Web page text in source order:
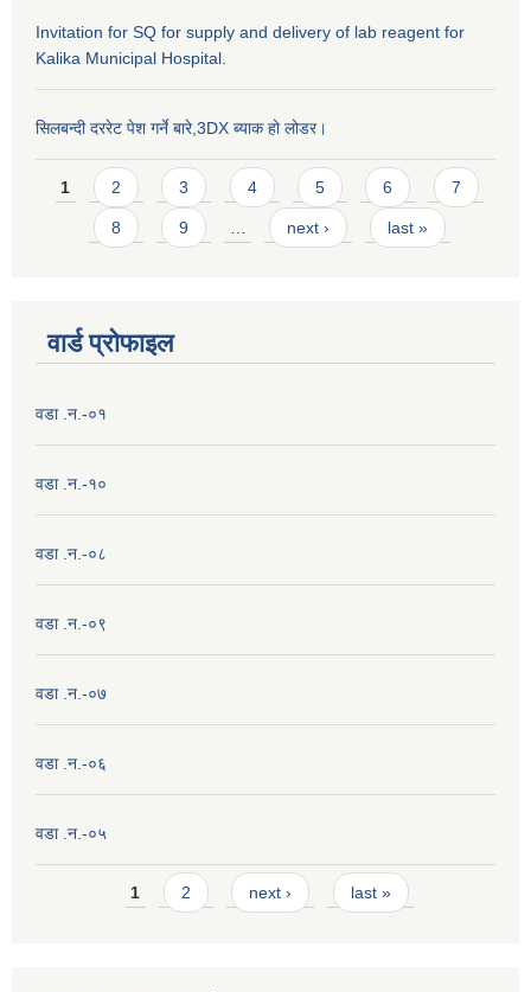
Invitation for SQ for supply and delivery of lab reagent for
Kalika Municipal Hospital.
सिलबन्दी दररेट पेश गर्ने बारे,3DX ब्याक हो लोडर।
Pages
1 2 3 4 5 6 7
8 9 next › last »
वार्ड प्राेफाइल
वडा .न.-०१
वडा .न.-१०
वडा .न.-०८
वडा .न.-०९
वडा .न.-०७
वडा .न.-०६
वडा .न.-०५
Pages1 2 next › last »